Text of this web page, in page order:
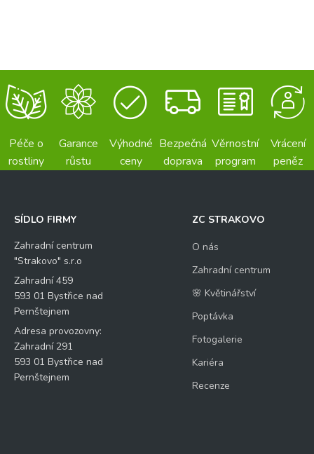
Péče o
rostliny
Garance
růstu
Výhodné
ceny
Bezpečná
doprava
Věrnostní
program
Vrácení
peněz
SÍDLO FIRMY
Zahradní centrum
"Strakovo" s.r.o
Zahradní 459
593 01 Bystřice nad
Pernštejnem
Adresa provozovny:
Zahradní 291
593 01 Bystřice nad
Pernštejnem
ZC STRAKOVO
O nás
Zahradní centrum
🌸 Květinářství
Poptávka
Fotogalerie
Kariéra
Recenze